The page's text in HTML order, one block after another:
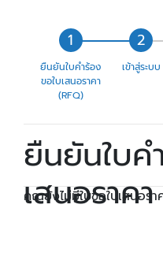
ยืนยันใบคำร้อง
ขอใบเสนอราคา
(RFQ)
เข้าสู่ระบบ
ยืนยันใบค
เสนอราค
คุณยังไม่มีใบขอใบเสนอรา